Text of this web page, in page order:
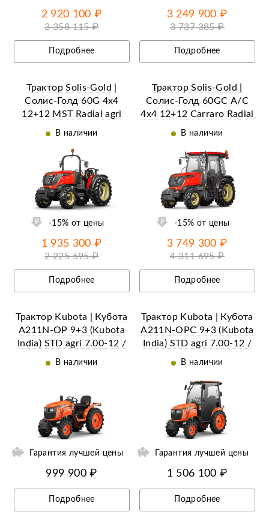
2 920 100 ₽
3 358 115 ₽
Подробнее
3 249 900 ₽
3 737 385 ₽
Подробнее
Трактор Solis-Gold |
Солис-Голд 60G 4x4
12+12 MST Radial аgri
280-70R18 / 360-70R28
В наличии
-15% от цены
1 935 300 ₽
2 225 595 ₽
Подробнее
Трактор Solis-Gold |
Солис-Голд 60GС A/С
4x4 12+12 Carraro Radial
аgri 280-70R18 / 360-
В наличии
Ещё 29 фотографий
-15% от цены
3 749 300 ₽
4 311 695 ₽
Подробнее
Трактор Kubota | Кубота
A211N-OP 9+3 (Kubota
India) STD agri 7.00-12 /
8.3-20 (с ПСМ)
В наличии
Гарантия лучшей цены
999 900 ₽
Подробнее
Трактор Kubota | Кубота
A211N-OPC 9+3 (Kubota
India) STD agri 7.00-12 /
8.3-20 (с ПСМ)
В наличии
Ещё 24 фотографии
Гарантия лучшей цены
1 506 100 ₽
Подробнее